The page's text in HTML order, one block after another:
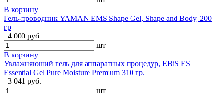
В корзину
Гель-проводник YAMAN EMS Shape Gel, Shape and Body, 200
гр
4 000 руб.
шт
В корзину
Увлажняющий гель для аппаратных процедур, EBiS ES
Essential Gel Pure Moisture Premium 310 гр.
3 041 руб.
шт